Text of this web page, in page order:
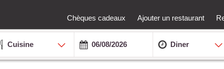
Chèques cadeaux Ajouter un restaurant
Cuisine Diner